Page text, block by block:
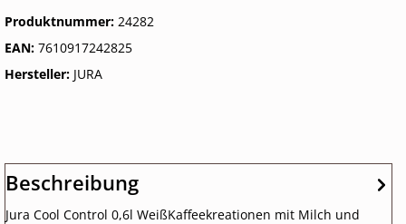
Produktnummer: 24282
EAN: 7610917242825
Hersteller: JURA
Beschreibung
Jura Cool Control 0,6l WeißKaffeekreationen mit Milch und